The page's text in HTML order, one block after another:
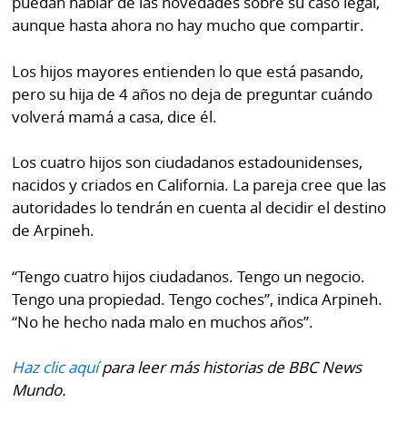
aunque hasta ahora no hay mucho que compartir.
Los hijos mayores entienden lo que está pasando,
pero su hija de 4 años no deja de preguntar cuándo
volverá mamá a casa, dice él.
Los cuatro hijos son ciudadanos estadounidenses,
nacidos y criados en California. La pareja cree que las
autoridades lo tendrán en cuenta al decidir el destino
de Arpineh.
“Tengo cuatro hijos ciudadanos. Tengo un negocio.
Tengo una propiedad. Tengo coches”, indica Arpineh.
“No he hecho nada malo en muchos años”.
Haz clic aquípara leer más historias de BBC News
Mundo.